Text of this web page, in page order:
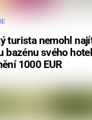
turista nemohl
bazénu svého
1000 EUR